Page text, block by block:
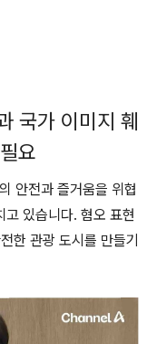
국가 이미지 훼
요
안전과 즐거움을 위협
있습니다. 혐오 표현
한 관광 도시를 만들기